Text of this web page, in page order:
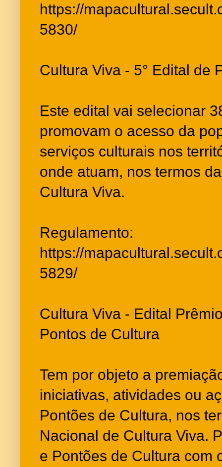
https://
5830/
Cultura Viva - 5° Edital de
Este edital vai selecionar
promovam o acesso da
serviços culturais nos
onde atuam, nos termos
Cultura Viva.
Regulamento:
https://
5829/
Cultura Viva - Edital
Pontos de Cultura
Tem por objeto a
iniciativas, atividades ou
Pontões de Cultura, nos
Nacional de Cultura Viva.
e Pontões de Cultura com